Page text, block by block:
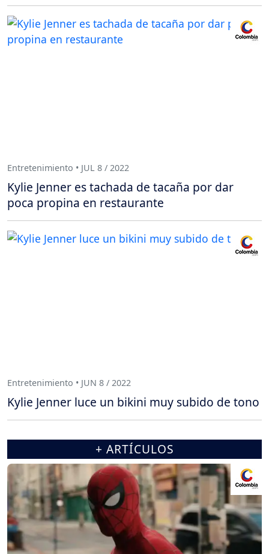
Entretenimiento • JUL 8 / 2022
Kylie Jenner es tachada de tacaña por dar
poca propina en restaurante
Entretenimiento • JUN 8 / 2022
Kylie Jenner luce un bikini muy subido de tono
+ ARTÍCULOS